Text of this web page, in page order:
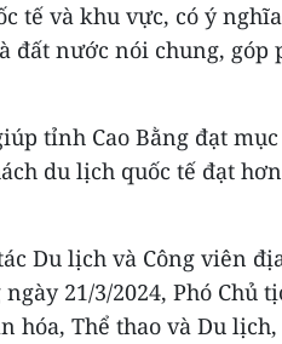
tế và khu vực, có ý
đất nước nói chung, góp
tỉnh Cao Bằng đạt
du lịch quốc tế đạt
Du lịch và Công viên
ngày 21/3/2024, Phó Chủ
hóa, Thể thao và Du